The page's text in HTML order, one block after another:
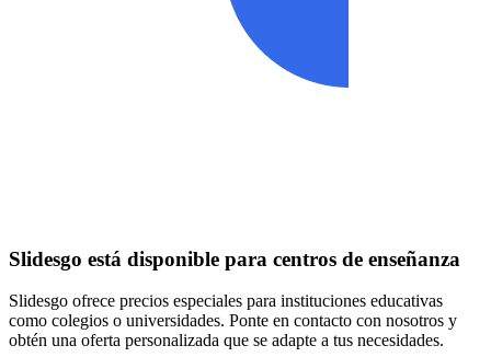
Slidesgo está disponible para centros de enseñanza
Slidesgo ofrece precios especiales para instituciones educativas
como colegios o universidades. Ponte en contacto con nosotros y
obtén una oferta personalizada que se adapte a tus necesidades.